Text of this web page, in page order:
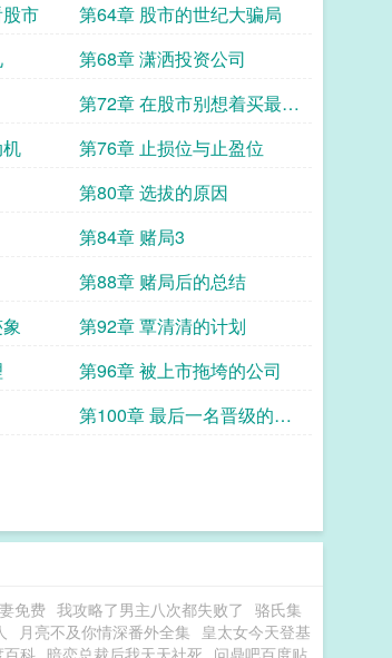
市
第64章 股市的世纪大骗局
第68章 潇洒投资公司
第72章 在股市别想着买最低
价
第76章 止损位与止盈位
第80章 选拔的原因
第84章 赌局3
第88章 赌局后的总结
第92章 覃清清的计划
第96章 被上市拖垮的公司
第100章 最后一名晋级的吴
免费 我攻略了男主八次都失败了 骆氏集
月亮不及你情深番外全集 皇太女今天登基
百科 暗恋总裁后我天天社死 问鼎吧百度贴